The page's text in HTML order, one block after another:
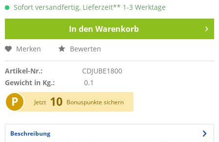
Sofort versandfertig, Lieferzeit** 1-3 Werktage
In den Warenkorb
Merken Bewerten
Artikel-Nr.:
CDJUBE1800
Gewicht in Kg.:
0.1
P Jetzt 10 Bonuspunkte sichern
Beschreibung